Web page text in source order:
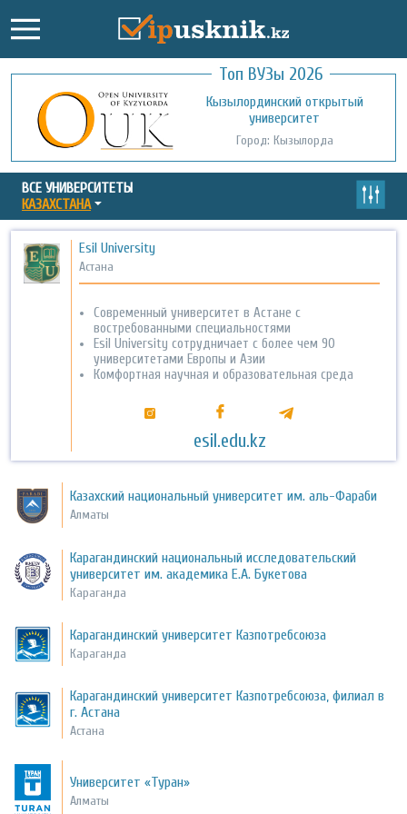
Топ ВУЗы 2026
Кызылординский открытый
университет
Город: Кызылорда
Международный казахско-турецкий
университет им. Х.А. Ясави
Город: Туркестан
ВСЕ УНИВЕРСИТЕТЫ
КАЗАХСТАНА
Esil University
Астана
Современный университет в Астане с
востребованными специальностями
Esil University сотрудничает с более чем 90
университетами Европы и Азии
Комфортная научная и образовательная среда
esil.edu.kz
Казахский национальный университет им. аль-Фараби
Алматы
Карагандинский национальный исследовательский
университет им. академика Е.А. Букетова
Караганда
Карагандинский университет Казпотребсоюза
Караганда
Карагандинский университет Казпотребсоюза, филиал в
г. Астана
Астана
Университет «Туран»
Алматы